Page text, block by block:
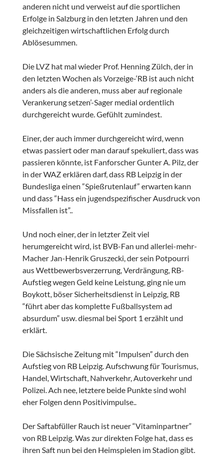
anderen nicht und verweist auf die sportlichen
Erfolge in Salzburg in den letzten Jahren und den
gleichzeitigen wirtschaftlichen Erfolg durch
Ablösesummen.
Die LVZ hat mal wieder Prof. Henning Zülch, der in
den letzten Wochen als Vorzeige-‘RB ist auch nicht
anders als die anderen, muss aber auf regionale
Verankerung setzen’-Sager medial ordentlich
durchgereicht wurde. Gefühlt zumindest.
Einer, der auch immer durchgereicht wird, wenn
etwas passiert oder man darauf spekuliert, dass was
passieren könnte, ist Fanforscher Gunter A. Pilz, der
in der WAZ erklären darf, dass RB Leipzig in der
Bundesliga einen “Spießrutenlauf” erwarten kann
und dass “Hass ein jugendspezifischer Ausdruck von
Missfallen ist”..
Und noch einer, der in letzter Zeit viel
herumgereicht wird, ist BVB-Fan und allerlei-mehr-
Macher Jan-Henrik Gruszecki, der sein Potpourri
aus Wettbewerbsverzerrung, Verdrängung, RB-
Aufstieg wegen Geld keine Leistung, ging nie um
Boykott, böser Sicherheitsdienst in Leipzig, RB
“führt aber das komplette Fußballsystem ad
absurdum” usw. diesmal bei Sport 1 erzählt und
erklärt.
Die Sächsische Zeitung mit “Impulsen” durch den
Aufstieg von RB Leipzig. Aufschwung für Tourismus,
Handel, Wirtschaft, Nahverkehr, Autoverkehr und
Polizei. Ach nee, letztere beide Punkte sind wohl
eher Folgen denn Positivimpulse..
Der Saftabfüller Rauch ist neuer “Vitaminpartner”
von RB Leipzig. Was zur direkten Folge hat, dass es
ihren Saft nun bei den Heimspielen im Stadion gibt.